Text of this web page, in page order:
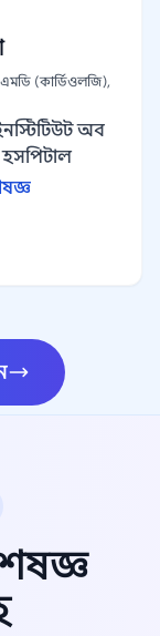
(কার্ডিওলজি),
অব
হসপিটাল